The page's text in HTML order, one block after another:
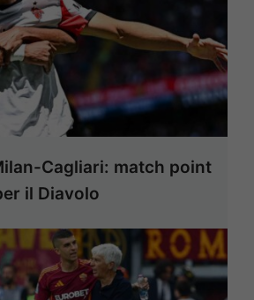
Cagliari: match point
il Diavolo